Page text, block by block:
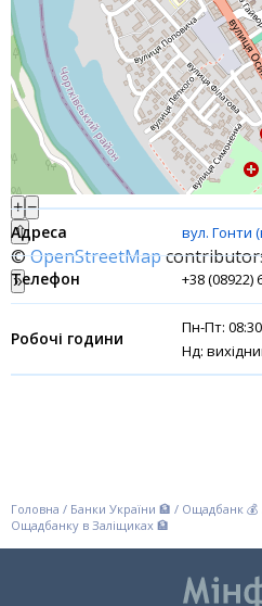
Банки-партнери
Акції
Рахунки для бізнесу
Фінансові результати
+ −
⇧
©OpenStreetMap
»
вул. Гонти
+38 (08922)
Пн-Пт:
Нд:
Головна / Банки України 🏦 / Ощадбанк 💰
Ощадбанку в Заліщиках 🏦